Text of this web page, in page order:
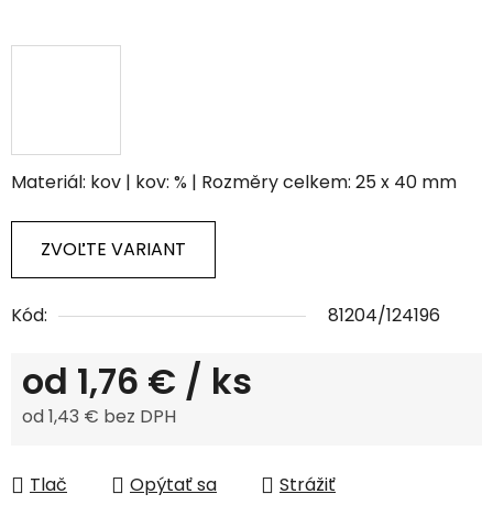
Materiál: kov | kov: % | Rozměry celkem: 25 x 40 mm
ZVOĽTE VARIANT
Kód: 81204/124196
od 1,76 € / ks
od1,43 € bez DPH
Tlač
Opýtať sa Strážiť